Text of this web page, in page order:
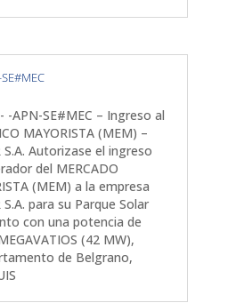
-APN-SE#MEC – Ingreso al
MAYORISTA (MEM) –
S.A. Autorizase el ingreso
del MERCADO
(MEM) a la empresa
S.A. para su Parque Solar
con una potencia de
(42 MW),
de Belgrano,